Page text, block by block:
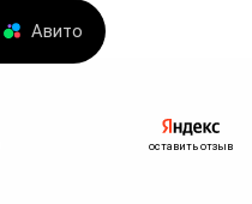
Авито
оставить отзыв